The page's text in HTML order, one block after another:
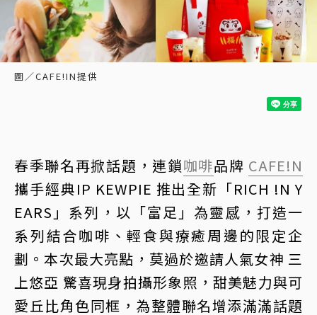
圖／CAFE!IN提供
春季聯名再掀話題，連鎖咖啡品牌 CAFE!N
攜手經典IP KEWPIE 推出全新「RICH !N Y
EARS」系列，以「富足」為靈感，打造一
系列結合咖啡、輕食與療癒周邊的限定企
劃。本次最大亮點，莫過於邀請人氣女神 三
上悠亞 驚喜現身拍攝形象照，甜美魅力與可
愛丘比角色同框，為整體聯名增添滿滿話題